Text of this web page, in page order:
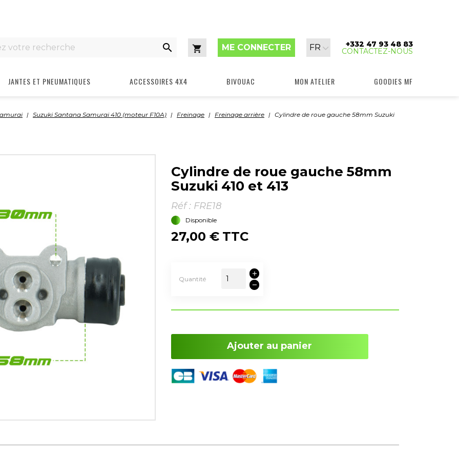

Panier
ME CONNECTER
Langue
:
FR +332 47 93 48 83
CONTACTEZ-NOUS
JANTES ET PNEUMATIQUES ACCESSOIRES 4X4 BIVOUAC MON ATELIER GOODIES MF
Suzuki Santana Samurai 410 (moteur F10A) Freinage Freinage arrière Cylindre de roue gauche 58mm Suzuki
Cylindre de roue gauche 58mm
Suzuki 410 et 413
Réf : FRE18
Disponible
27,00 € TTC
Quantité
Ajouter au panier